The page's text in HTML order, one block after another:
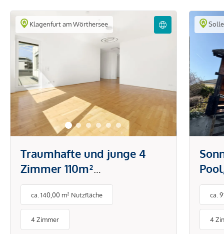
Klagenfurt am Wörthersee
Traumhafte und junge 4
Zimmer 110m²
Terrassenwohnung plus 2
Tiefgaragenplätze -
Stadtwohnung - Hans-
Sachs-Straße
ca. 140,00 m² Nutzfläche
4 Zimmer
in
ca.
4